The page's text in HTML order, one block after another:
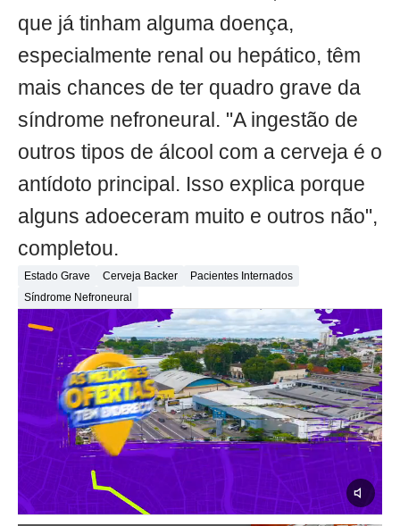
que já tinham alguma doença,
especialmente renal ou hepático, têm
mais chances de ter quadro grave da
síndrome nefroneural. "A ingestão de
outros tipos de álcool com a cerveja é o
antídoto principal. Isso explica porque
alguns adoeceram muito e outros não",
completou.
Estado Grave Cerveja Backer
Pacientes Internados
Síndrome Nefroneural